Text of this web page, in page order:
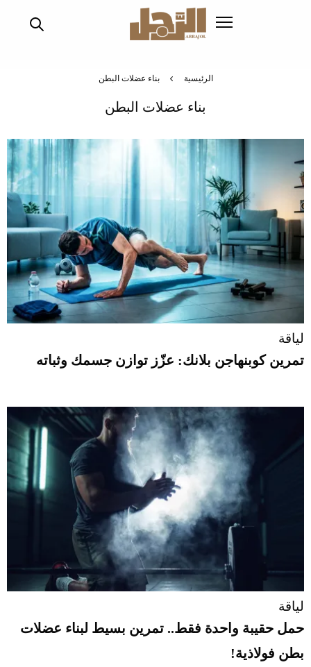
الرئيسية بناء عضلات البطن
بناء عضلات البطن
لياقة
تمرين كوبنهاجن بلانك: عزّز توازن جسمك وثباته
لياقة
حمل حقيبة واحدة فقط.. تمرين بسيط لبناء عضلات
بطن فولاذية!